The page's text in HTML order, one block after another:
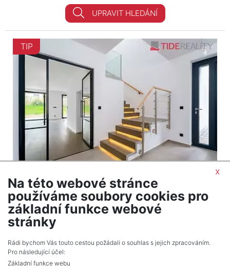
UPRAVIT HLEDÁNÍ
TIP
Dům na prodej / rodinný dům / 170 m
Praha
21 800 000 Kč (za nemovitost) Cena včetně
provize
x
Na této webové stránce
používáme soubory cookies pro
základní funkce webové
stránky
Rádi bychom Vás touto cestou požádali o souhlas s jejich zpracováním.
Pro následující účel:
Základní funkce webu